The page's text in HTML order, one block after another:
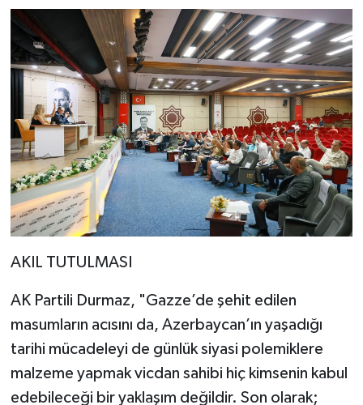
AKIL TUTULMASI
AK Partili Durmaz, "Gazze’de şehit edilen
masumların acısını da, Azerbaycan’ın yaşadığı
tarihi mücadeleyi de günlük siyasi polemiklere
malzeme yapmak vicdan sahibi hiç kimsenin kabul
edebileceği bir yaklaşım değildir. Son olarak;